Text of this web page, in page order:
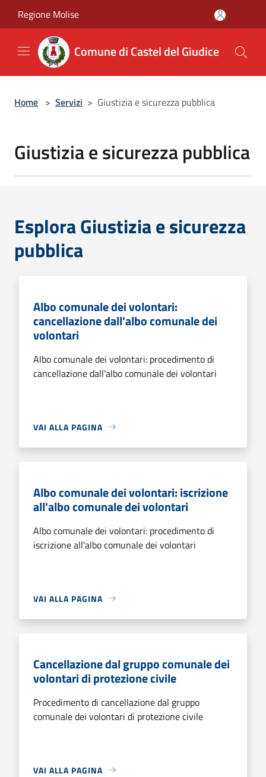
Regione Molise
Comune di Castel del Giudice
Home > Servizi > Giustizia e sicurezza pubblica
Giustizia e sicurezza pubblica
Esplora Giustizia e sicurezza
pubblica
Albo comunale dei volontari:
cancellazione dall'albo comunale dei
volontari
Albo comunale dei volontari: procedimento di
cancellazione dall'albo comunale dei volontari
VAI ALLA PAGINA
Albo comunale dei volontari: iscrizione
all'albo comunale dei volontari
Albo comunale dei volontari: procedimento di
iscrizione all'albo comunale dei volontari
VAI ALLA PAGINA
Cancellazione dal gruppo comunale dei
volontari di protezione civile
Procedimento di cancellazione dal gruppo
comunale dei volontari di protezione civile
VAI ALLA PAGINA